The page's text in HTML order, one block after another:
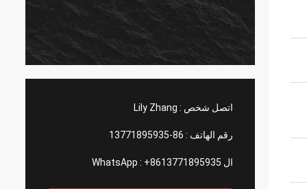
اتصل شخص : Lily Zhang
رقم الهاتف : 86-13771895935
ال WhatsApp : +8613771895935